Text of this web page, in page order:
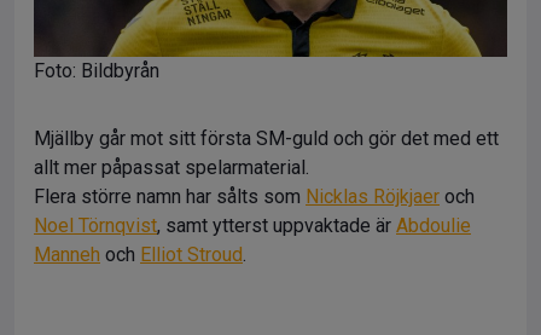
Foto: Bildbyrån
Mjällby går mot sitt första SM-guld och gör det med ett
allt mer påpassat spelarmaterial.
Flera större namn har sålts som Nicklas Röjkjaer och
Noel Törnqvist, samt ytterst uppvaktade är Abdoulie
Manneh och Elliot Stroud.